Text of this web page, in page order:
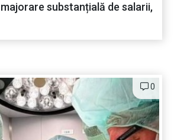
majorare substanțială de salarii,
0